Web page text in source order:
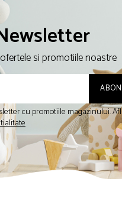
si promotiile noastre
cu promotiile magazinului.